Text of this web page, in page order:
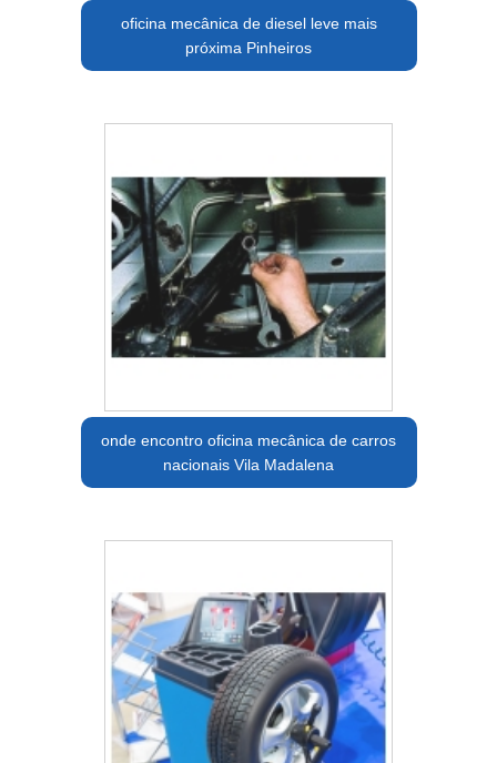
oficina mecânica de diesel leve mais
próxima Pinheiros
onde encontro oficina mecânica de carros
nacionais Vila Madalena